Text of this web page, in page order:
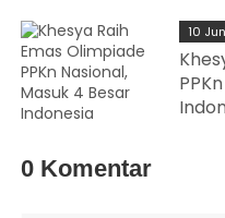
10
0 Komentar